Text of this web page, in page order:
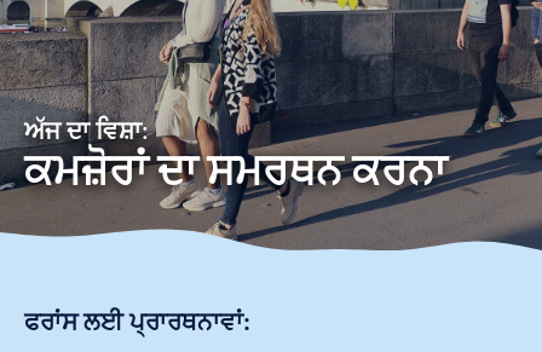
ਅੱਜ ਦਾ ਵਿਸ਼ਾ:
ਕਮਜ਼ੋਰਾਂ ਦਾ ਸਮਰਥਨ ਕਰਨਾ
ਫਰਾਂਸ ਲਈ ਪ੍ਰਾਰਥਨਾਵਾਂ: